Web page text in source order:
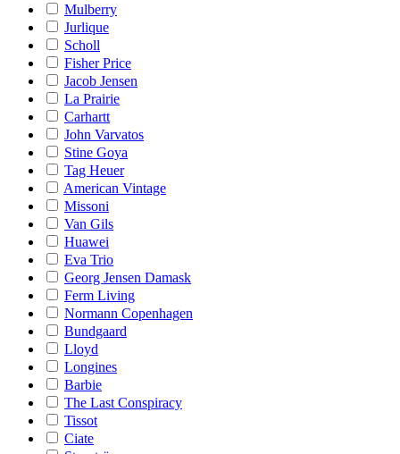
Mulberry
Jurlique
Scholl
Fisher Price
Jacob Jensen
La Prairie
Carhartt
John Varvatos
Stine Goya
Tag Heuer
American Vintage
Missoni
Van Gils
Huawei
Eva Trio
Georg Jensen Damask
Ferm Living
Normann Copenhagen
Bundgaard
Lloyd
Longines
Barbie
The Last Conspiracy
Tissot
Ciate